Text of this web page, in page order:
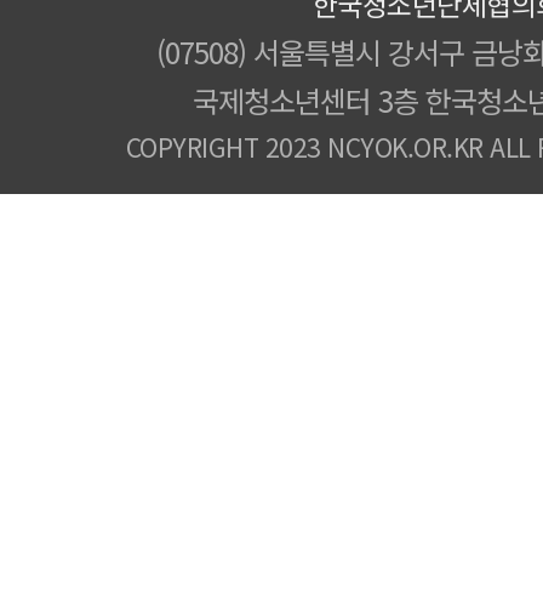
(07508) 서울특별시 강서구 금낭
국제청소년센터 3층 한국청소
COPYRIGHT 2023 NCYOK.OR.KR ALL